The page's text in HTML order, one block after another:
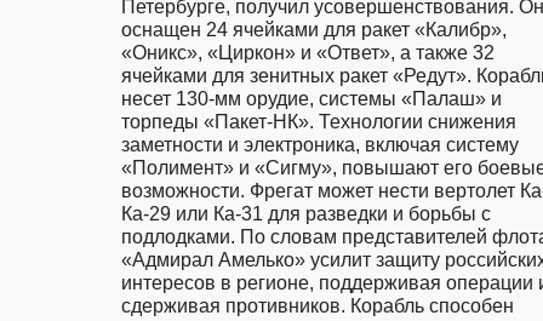
Петербурге, получил усовершенствования. Он
оснащен 24 ячейками для ракет «Калибр»,
«Оникс», «Циркон» и «Ответ», а также 32
ячейками для зенитных ракет «Редут».
несет 130-мм орудие, системы «Палаш» и
торпеды «Пакет-НК». Технологии снижения
заметности и электроника, включая систему
«Полимент» и «Сигму», повышают его
возможности. Фрегат может нести вертолет
Ка-29 или Ка-31 для разведки и борьбы с
подлодками. По словам представителей
«Адмирал Амелько» усилит защиту
интересов в регионе, поддерживая операции
сдерживая противников. Корабль способен